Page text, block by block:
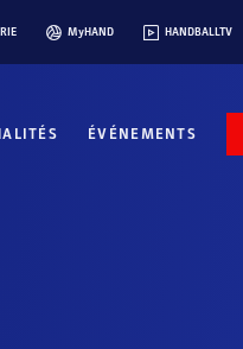
MyHAND HANDBALLTV
ÉVÉNEMENTS